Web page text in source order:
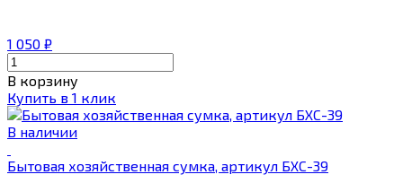
1 050 ₽
В корзину
Купить в 1 клик
В наличии
Бытовая хозяйственная сумка, артикул БХС-39